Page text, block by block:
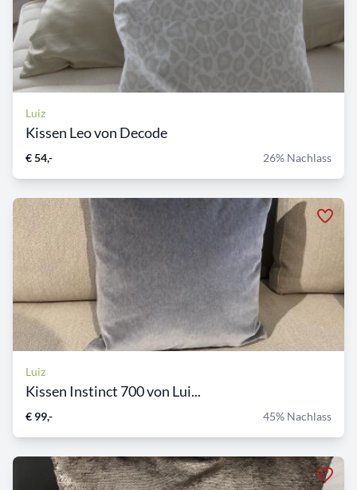
Luiz
Kissen Leo von Decode
€ 54,- 26% Nachlass
Luiz
Kissen Instinct 700 von Lui...
€ 99,- 45% Nachlass